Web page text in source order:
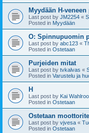
Myydään H-
Last post by JM2254 «
Posted in Myydään
O: Spinnupuomin
Last post by abc123 «
Posted in Ostetaan
Purjeiden mitat
Last post by tvkalvas «
Posted in Varustelu ja
H
Last post by Kai
Posted in Ostetaan
Ostetaan
Last post by vjvesa «
Posted in Ostetaan